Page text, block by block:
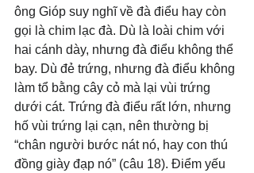
ông Gióp suy nghĩ về đà điểu hay còn
gọi là chim lạc đà. Dù là loài chim với
hai cánh dày, nhưng đà điểu không thể
bay. Dù đẻ trứng, nhưng đà điểu không
làm tổ bằng cây cỏ mà lại vùi trứng
dưới cát. Trứng đà điểu rất lớn, nhưng
hố vùi trứng lại cạn, nên thường bị
“chân người bước nát nó, hay con thú
đồng giày đạp nó” (câu 18). Điểm yếu